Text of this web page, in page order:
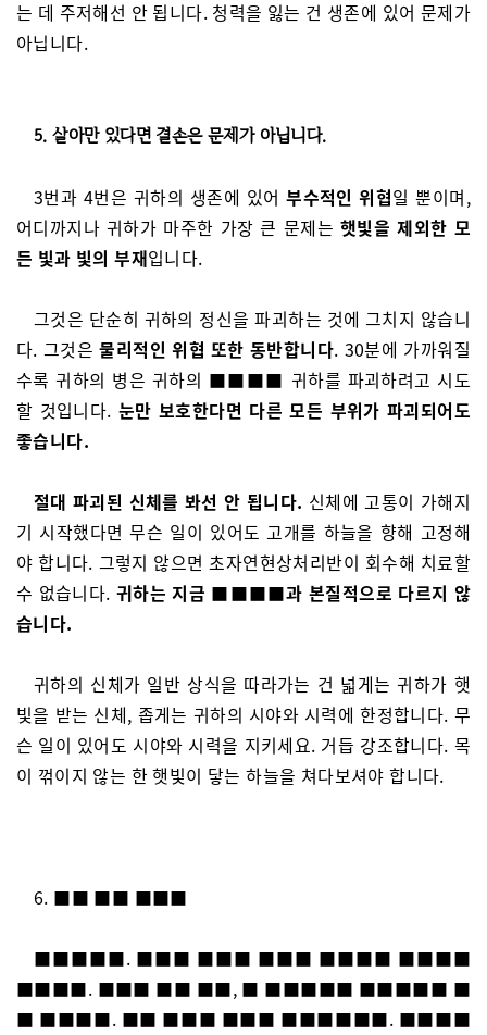
는 데 주저해선 안 됩니다. 청력을 잃는 건 생존에 있어 문제가
아닙니다.
5. 살아만 있다면 결손은 문제가 아닙니다.
3번과 4번은 귀하의 생존에 있어부수적인 위협일 뿐이며,
어디까지나 귀하가 마주한 가장 큰 문제는햇빛을 제외한 모
든 빛과 빛의 부재입니다.
그것은 단순히 귀하의 정신을 파괴하는 것에 그치지 않습니
다. 그것은물리적인 위협 또한 동반합니다. 30분에 가까워질
수록 귀하의 병은 귀하의 ■■■■ 귀하를 파괴하려고 시도
할 것입니다. 눈만 보호한다면 다른 모든 부위가 파괴되어도
좋습니다.
절대 파괴된 신체를 봐선 안 됩니다. 신체에 고통이 가해지
기 시작했다면 무슨 일이 있어도 고개를 하늘을 향해 고정해
야 합니다. 그렇지 않으면 초자연현상처리반이 회수해 치료할
수 없습니다. 귀하는 지금 ■■■■과 본질적으로 다르지 않
습니다.
귀하의 신체가 일반 상식을 따라가는 건 넓게는 귀하가 햇
빛을 받는 신체, 좁게는 귀하의 시야와 시력에 한정합니다. 무
슨 일이 있어도 시야와 시력을 지키세요. 거듭 강조합니다. 목
이 꺾이지 않는 한 햇빛이 닿는 하늘을 쳐다보셔야 합니다.
6. ■■ ■■ ■■■
■■■■■. ■■■ ■■■ ■■■ ■■■■ ■■■■
■■■■. ■■■ ■■ ■■, ■ ■■■■■ ■■■■■ ■
■ ■■■■. ■■ ■■■ ■■■ ■■■■■■. ■■■■